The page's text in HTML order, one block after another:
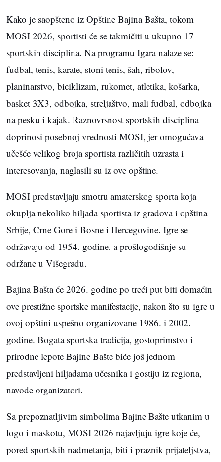
Kako je saopšteno iz Opštine Bajina Bašta, tokom
MOSI 2026, sportisti će se takmičiti u ukupno 17
sportskih disciplina. Na programu Igara nalaze se:
fudbal, tenis, karate, stoni tenis, šah, ribolov,
planinarstvo, biciklizam, rukomet, atletika, košarka,
basket 3X3, odbojka, streljaštvo, mali fudbal, odbojka
na pesku i kajak. Raznovrsnost sportskih disciplina
doprinosi posebnoj vrednosti MOSI, jer omogućava
učešće velikog broja sportista različitih uzrasta i
interesovanja, naglasili su iz ove opštine.
MOSI predstavljaju smotru amaterskog sporta koja
okuplja nekoliko hiljada sportista iz gradova i opština
Srbije, Crne Gore i Bosne i Hercegovine. Igre se
održavaju od 1954. godine, a prošlogodišnje su
održane u Višegradu.
Bajina Bašta će 2026. godine po treći put biti domaćin
ove prestižne sportske manifestacije, nakon što su igre u
ovoj opštini uspešno organizovane 1986. i 2002.
godine. Bogata sportska tradicija, gostoprimstvo i
prirodne lepote Bajine Bašte biće još jednom
predstavljeni hiljadama učesnika i gostiju iz regiona,
navode organizatori.
Sa prepoznatljivim simbolima Bajine Bašte utkanim u
logo i maskotu, MOSI 2026 najavljuju igre koje će,
pored sportskih nadmetanja, biti i praznik prijateljstva,